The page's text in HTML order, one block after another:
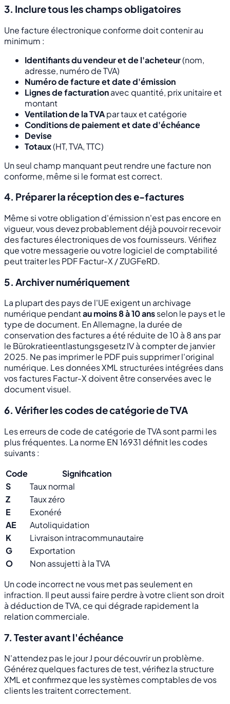
3. Inclure tous les champs obligatoires
Une facture électronique conforme doit contenir au
minimum :
Identifiants du vendeur et de l'acheteur(nom,
adresse, numéro de TVA)
Numéro de facture et date d'émission
Lignes de facturationavec quantité, prix unitaire et
montant
Ventilation de la TVApar taux et catégorie
Conditions de paiement et date d'échéance
Devise
Totaux(HT, TVA, TTC)
Un seul champ manquant peut rendre une facture non
conforme, même si le format est correct.
4. Préparer la réception des e-factures
Même si votre obligation d'émission n'est pas encore en
vigueur, vous devez probablement déjà pouvoir recevoir
des factures électroniques de vos fournisseurs. Vérifiez
que votre messagerie ou votre logiciel de comptabilité
peut traiter les PDF Factur-X / ZUGFeRD.
5. Archiver numériquement
La plupart des pays de l'UE exigent un archivage
numérique pendantau moins 8 à 10 ansselon le pays et le
type de document. En Allemagne, la durée de
conservation des factures a été réduite de 10 à 8 ans par
le Bürokratieentlastungsgesetz IV à compter de janvier
2025. Ne pas imprimer le PDF puis supprimer l'original
numérique. Les données XML structurées intégrées dans
vos factures Factur-X doivent être conservées avec le
document visuel.
6. Vérifier les codes de catégorie de TVA
Les erreurs de code de catégorie de TVA sont parmi les
plus fréquentes. La norme EN 16931 définit les codes
suivants :
Code
Signification
S
Taux normal
Z
Taux zéro
E
Exonéré
AE
Autoliquidation
K
Livraison intracommunautaire
G
Exportation
O
Non assujetti à la TVA
Un code incorrect ne vous met pas seulement en
infraction. Il peut aussi faire perdre à votre client son droit
à déduction de TVA, ce qui dégrade rapidement la
relation commerciale.
7. Tester avant l'échéance
N'attendez pas le jour J pour découvrir un problème.
Générez quelques factures de test, vérifiez la structure
XML et confirmez que les systèmes comptables de vos
clients les traitent correctement.